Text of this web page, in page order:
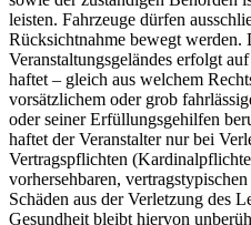
leisten. Fahrzeuge dürfen
Rücksichtnahme bewegt werden.
Veranstaltungsgeländes erfolgt
haftet – gleich aus welchem
vorsätzlichem oder grob
oder seiner Erfüllungsgehilfen
haftet der Veranstalter nur bei
Vertragspflichten
vorhersehbaren,
Schäden aus der Verletzung des
Gesundheit bleibt hiervon